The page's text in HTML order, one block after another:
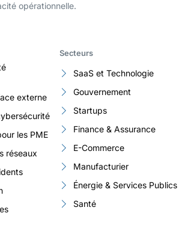
opérationnelle.
externe
les PME
réseaux
Secteurs
SaaS et Technologie
Gouvernement
Startups
Finance & Assurance
E-Commerce
Manufacturier
Énergie & Services Publics
Santé